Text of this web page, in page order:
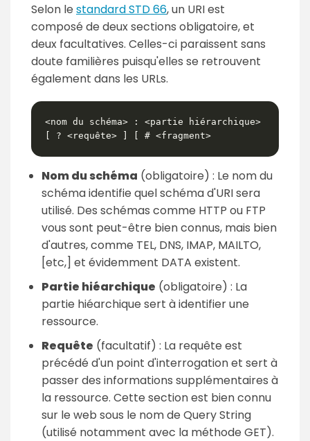
Selon le standard STD 66, un URI est
composé de deux sections obligatoire, et
deux facultatives. Celles-ci paraissent sans
doute familières puisqu'elles se retrouvent
également dans les URLs.
<nom du schéma> : <partie hiérarchique>
[ ? <requête> ] [ # <fragment>
Nom du schéma (obligatoire) : Le nom du
schéma identifie quel schéma d'URI sera
utilisé. Des schémas comme HTTP ou FTP
vous sont peut-être bien connus, mais bien
d'autres, comme TEL, DNS, IMAP, MAILTO,
[etc,] et évidemment DATA existent.
Partie hiéarchique (obligatoire) : La
partie hiéarchique sert à identifier une
ressource.
Requête (facultatif) : La requête est
précédé d'un point d'interrogation et sert à
passer des informations supplémentaires à
la ressource. Cette section est bien connu
sur le web sous le nom de Query String
(utilisé notamment avec la méthode GET).